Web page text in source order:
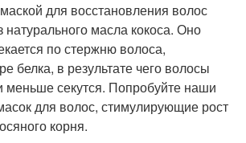
для восстановления волос
натурального масла кокоса. Оно
по стержню волоса,
белка, в результате чего волосы
меньше секутся. Попробуйте наши
для волос, стимулирующие рост
корня.